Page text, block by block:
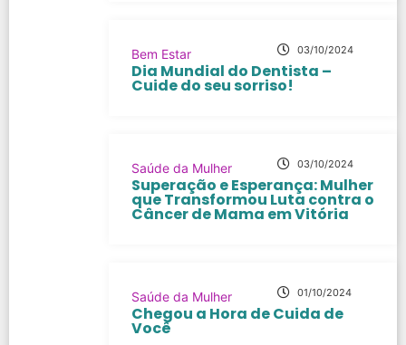
Bem Estar 03/10/2024
Dia Mundial do Dentista –
Cuide do seu sorriso!
Saúde da Mulher 03/10/2024
Superação e Esperança: Mulher
que Transformou Luta contra o
Câncer de Mama em Vitória
Saúde da Mulher 01/10/2024
Chegou a Hora de Cuida de
Você